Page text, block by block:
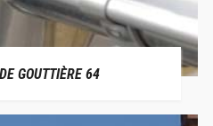
GOUTTIÈRE 64